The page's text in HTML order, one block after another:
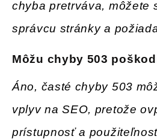
chyba pretrváva, môžete
správcu stránky a
Môžu chyby 503
Áno, časté chyby 503
vplyv na SEO, pretože
prístupnosť a